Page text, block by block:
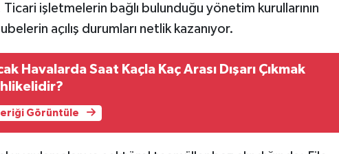
işletmelerin bağlı bulunduğu yönetim kurullarının
açılış durumları netlik kazanıyor.
Havalarda Saat Kaçla Kaç Arası Dışarı Çıkmak
Görüntüle